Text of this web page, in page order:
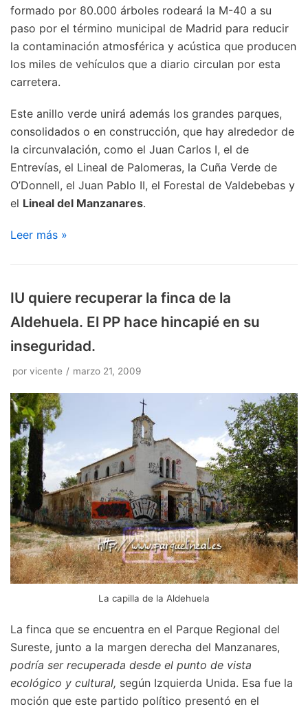
formado por 80.000 árboles rodeará la M-40 a su
paso por el término municipal de Madrid para reducir
la contaminación atmosférica y acústica que producen
los miles de vehículos que a diario circulan por esta
carretera.
Este anillo verde unirá además los grandes parques,
consolidados o en construcción, que hay alrededor de
la circunvalación, como el Juan Carlos I, el de
Entrevías, el Lineal de Palomeras, la Cuña Verde de
O’Donnell, el Juan Pablo II, el Forestal de Valdebebas y
el Lineal del Manzanares.
Leer más »
IU quiere recuperar la finca de la
Aldehuela. El PP hace hincapié en su
inseguridad.
por vicente marzo 21, 2009
La capilla de la Aldehuela
La finca que se encuentra en el Parque Regional del
Sureste, junto a la margen derecha del Manzanares,
podría ser recuperada desde el punto de vista
ecológico y cultural, según Izquierda Unida. Esa fue la
moción que este partido político presentó en el